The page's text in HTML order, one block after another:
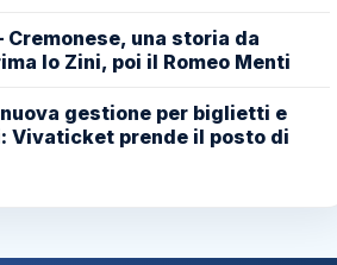
Cremonese, una storia da
lo Zini, poi il Romeo Menti
gestione per biglietti e
Vivaticket prende il posto di